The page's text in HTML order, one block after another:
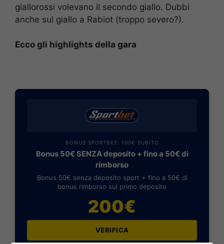
giallorossi volevano il secondo giallo. Dubbi
anche sul giallo a Rabiot (troppo severo?).
Ecco gli highlights della gara
BONUS SPORTBET: 100€ SUBITO
Bonus 50€ SENZA deposito + fino a 50€ di
rimborso
Bonus 50€ senza deposito sport + fino a 50€ di
bonus rimborso sul primo deposito
200€
VERIFICA